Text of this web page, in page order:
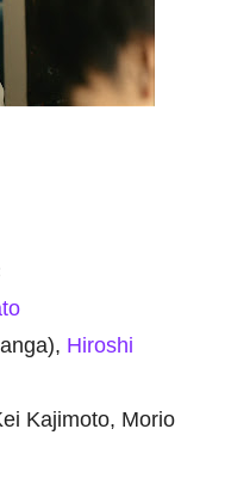
Hiroshi
Kajimoto, Morio